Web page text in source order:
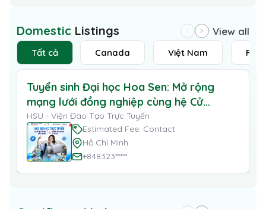
Domestic Listings View all
Tất cả Canada Việt Nam
Tuyển sinh Đại học Hoa Sen: Mở rộng
mạng lưới đồng nghiệp cùng hệ Cử
nhân Trực tuyến
HSU - Viện Đào Tạo Trực Tuyến
Estimated Fee: Contact
Hồ Chí Minh
+848323*****